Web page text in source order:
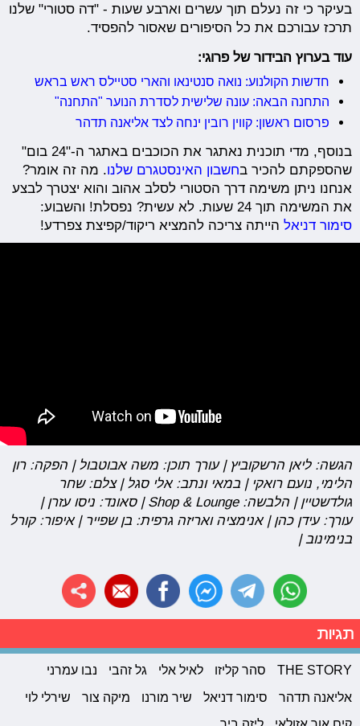
בעיקר כי זה נעלם תוך עשרים וארבע שעות - "דה סטורי" שלנו
תרכז עבורכם את כל הסיפורים שאסור להפסיד.
עוד בערוץ הבידור של פרוגי:
חדשות הקולנוע: נואה סנטינאו והארי סטיילס ראש בראש
התחנה הבאה: עונה שלישית לסדרת הנוער "התחנה"
פרסום ראשון: קווין רובין ינחה לצד אליאנה תדהר
בנוסף, מדי תוכנית נאתגר את הכוכבים באתגר ה-"24 בום"
שהספקתם להכיר בחשבון האינסטגרם שלנו. מה זה אומר?
אנחנו ניתן משימה דרך הסטורי לסלב אהוב והוא יצטרך לבצע
את המשימה תוך 24 שעות. לא עשית? נפסלת! והשבוע:
סימור דניאל הייתה צריכה להמציא ריקוד/קפיצת צפרדע!
הגשה: ליאן הרשקוביץ | עורך תוכן: משה אבוטבול | הפקה: רון
הלימי, נועם רואקי | במאי ונתב: אלי סגל | צלם: שחר
גולדשטיין | הלבשה: Shop & Lounge | סאונד: ניסו עזרן |
עורך: עידן כהן | אנימציה ואריזה גרפית: בן שפייר | איפור: קורל
בנימינוב |
תגיות
THE STORY סהר קליזו לאיל אלי גל זהבי
נבו עמרני
אליאנה תדהר
סימור דניאל שיר מורנו מיקה צור
שירלי לוי